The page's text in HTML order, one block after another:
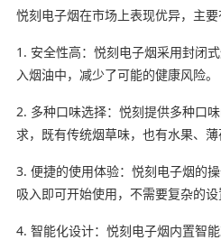
悦刻电子烟在市场上表现优异，主要
1. 安全性高：悦刻电子烟采用封闭
入烟油中，减少了可能的健康风险。
2. 多种口味选择：悦刻提供多种口
求，既有传统烟草味，也有水果、薄
3. 便捷的使用体验：悦刻电子烟的
吸入即可开始使用，不需要复杂的设
4. 智能化设计：悦刻电子烟内置智